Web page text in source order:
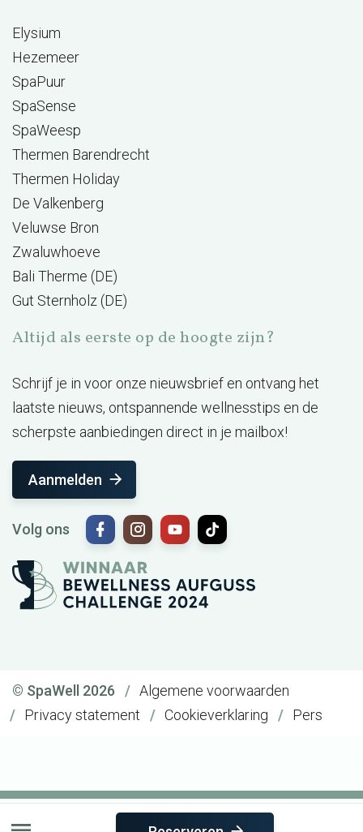
Elysium
Hezemeer
SpaPuur
SpaSense
SpaWeesp
Thermen Barendrecht
Thermen Holiday
De Valkenberg
Veluwse Bron
Zwaluwhoeve
Bali Therme (DE)
Gut Sternholz (DE)
Altijd als eerste op de hoogte zijn?
Schrijf je in voor onze nieuwsbrief en ontvang het
laatste nieuws, ontspannende wellnesstips en de
scherpste aanbiedingen direct in je mailbox!
Aanmelden
Volg ons
© SpaWell 2026
Algemene voorwaarden
Privacy statement
Cookieverklaring Pers